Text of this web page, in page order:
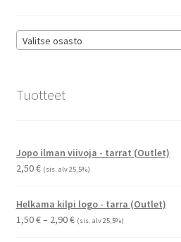
Valitse osasto
Tuotteet
Jopo ilman viivoja - tarrat (Outlet)
2,50€ (sis. alv 25,5%)
Helkama kilpi logo - tarra (Outlet)
1,50€– 2,90€Hintaluokka:
(sis. alv 25,5%)